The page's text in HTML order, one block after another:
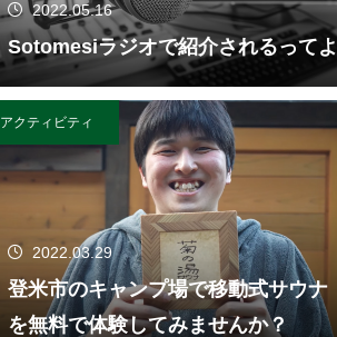
2022.05.16
Sotomesiラジオで紹介されるってよ
アクティビティ
2022.03.29
登米市のキャンプ場で移動式サウナ
を無料で体験してみませんか？